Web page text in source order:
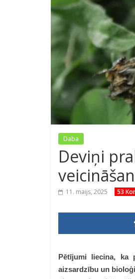
Daba
Deviņi
11. maijs, 2025 53
Pētījumi liecina, ka
aizsardzību un